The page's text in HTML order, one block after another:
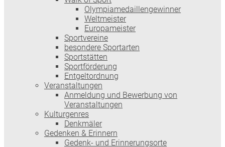
Olympiamedaillengewinner
Weltmeister
Europameister
Sportvereine
besondere Sportarten
Sportstätten
Sportförderung
Entgeltordnung
Veranstaltungen
Anmeldung und Bewerbung von
Veranstaltungen
Kulturgenres
Denkmäler
Gedenken & Erinnern
Gedenk- und Erinnerungsorte